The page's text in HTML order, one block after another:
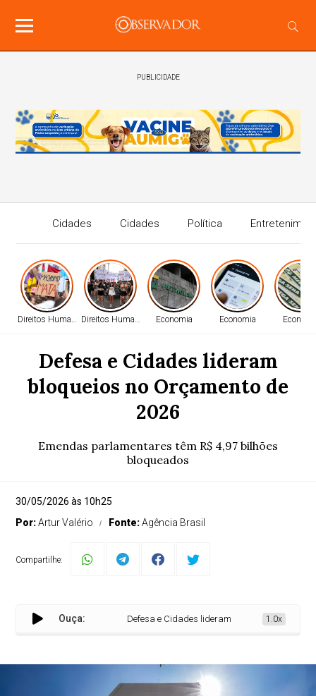
PUBLICIDADE
Cidades Cidades Política
Direitos HumanosDireitos Humanos Economia Economia
Defesa e Cidades lideram
bloqueios no Orçamento de
2026
Emendas parlamentares têm R$ 4,97 bilhões
bloqueados
30/05/2026 às 10h25
Por:Artur Valério Fonte:Agência Brasil
Compartilhe:
Ouça: Defesa e Cidades lideram bloqueios no1.0x